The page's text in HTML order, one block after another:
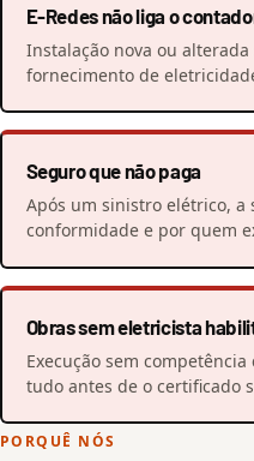
E-Redes não liga o
Instalação nova ou
fornecimento de
Seguro que não paga
Após um sinistro elétrico,
conformidade e por quem
Obras sem eletricista
Execução sem
tudo antes de o certificado
PORQUÊ NÓS